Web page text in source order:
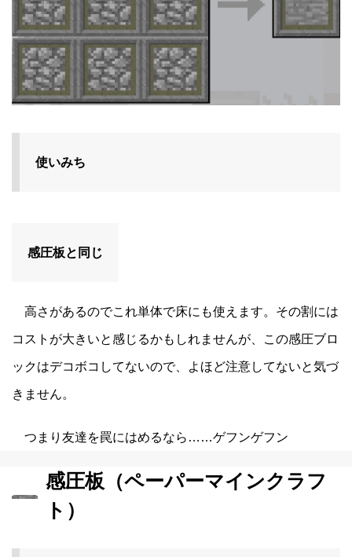
使いみち
感圧板と同じ
高さがあるのでこれ単体で床にも使えます。その割には
コストが大きいと感じるかもしれませんが、この感圧ブロ
ックはデコボコしてないので、よほど注意してないと気づ
きません。
つまり友達を罠にはめるなら……ゲフンゲフン
感圧板（ペーパーマインクラフ
ト）